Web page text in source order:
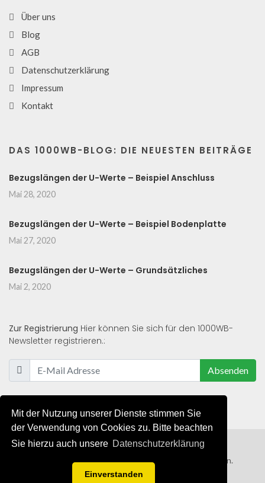
Mit der Nutzung unserer Dienste stimmen Sie
der Verwendung von Cookies zu. Bitte beachten
Sie hierzu auch unsere Datenschutzerklärung
Einverstanden
Über uns
Blog
AGB
Datenschutzerklärung
Impressum
Kontakt
DAS 1000WB-BLOG: DIE NEUESTEN BEITRÄGE
Bezugslängen der U-Werte – Beispiel Anschluss
Mai 28, 2020
Bezugslängen der U-Werte – Beispiel Bodenplatte
Mai 27, 2020
Bezugslängen der U-Werte – Grundsätzliches
Mai 2, 2020
Zur Registrierung Hier können Sie sich für den 1000WB-
Newsletter registrieren.:
Absenden
© 2019 - 2021 - Alle Rechte von 1000WB vorbehalten.
AGB/Datenschutzerklärung